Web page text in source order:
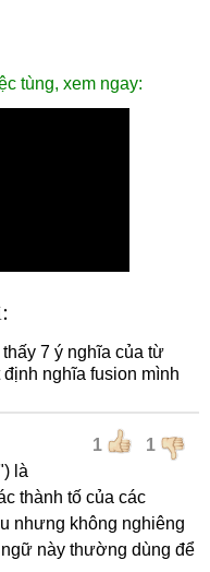
tùng, xem ngay:
7 ý nghĩa của từ
nghĩa fusion mình
1 1
là
thành tố của các
nhưng không nghiêng
này thường dùng để